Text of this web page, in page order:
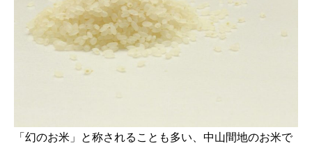
「幻のお米」と称されることも多い、中山間地のお米で